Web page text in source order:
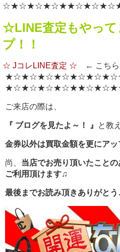
☆LINE査定もやっ
プ！！
☆ JコレLINE査定 ☆ ← こちら
ご来店の際は、
『 ブログを見たよ～！ 』 と教
金券以外は買取金額を更にア
尚、 当店でお売り頂いたこと
ご利用頂けます♫
最後までお読み頂きありがとう